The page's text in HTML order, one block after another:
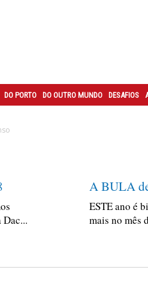
DO PORTO DO OUTRO MUNDO DESAFIOS
A BULA
ESTE ano é
mais no mês